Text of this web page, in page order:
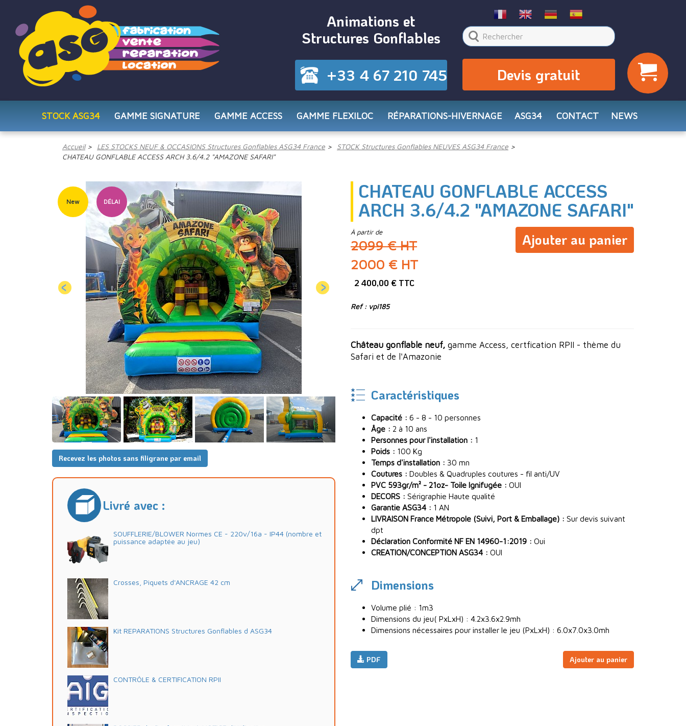
Animations et
Structures Gonflables
+33 4 67 210 745 Devis gratuit
STOCK ASG34 GAMME SIGNATURE GAMME ACCESS GAMME FLEXILOC RÉPARATIONS-HIVERNAGE ASG34 CONTACT NEWS
Accueil LES STOCKS NEUF & OCCASIONS Structures Gonflables ASG34 France
STOCK Structures Gonflables NEUVES ASG34 France
CHATEAU GONFLABLE ACCESS ARCH 3.6/4.2 "AMAZONE SAFARI"
Recevez les photos sans filigrane par email
New DÉLAI
Livré avec :
SOUFFLERIE/BLOWER Normes CE - 220v/16a - IP44 (nombre et
puissance adaptée au jeu)
Crosses, Piquets d'ANCRAGE 42 cm
Kit REPARATIONS Structures Gonflables d ASG34
CONTRÔLE & CERTIFICATION RPII
CHATEAU GONFLABLE ACCESS
ARCH 3.6/4.2 "AMAZONE SAFARI"
À partir de
2099 € HT
2000 € HT
2 400,00 € TTC
Ajouter au panier
Ref : vpi185
Château gonflable neuf, gamme Access, certfication RPII - thème du
Safari et de l'Amazonie
Caractéristiques
Capacité : 6 - 8 - 10 personnes
Âge : 2 à 10 ans
Personnes pour l'installation : 1
Poids : 100 Kg
Temps d'installation : 30 mn
Coutures : Doubles & Quadruples coutures - fil anti/UV
PVC 593gr/m² - 21oz- Toile Ignifugée : OUI
DECORS : Sérigraphie Haute qualité
Garantie ASG34 : 1 AN
LIVRAISON France Métropole (Suivi, Port & Emballage) : Sur devis suivant
dpt
Déclaration Conformité NF EN 14960-1:2019 : Oui
CREATION/CONCEPTION ASG34 : OUI
Dimensions
Volume plié : 1m3
Dimensions du jeu( PxLxH) : 4.2x3.6x2.9mh
Dimensions nécessaires pour installer le jeu (PxLxH) : 6.0x7.0x3.0mh
Ajouter au panier
PDF